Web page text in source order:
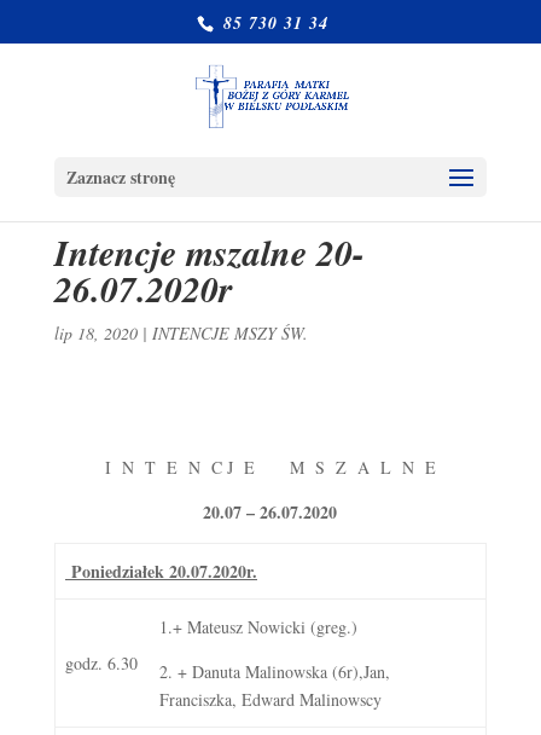
85 730 31 34
Zaznacz stronę
Intencje mszalne 20-
26.07.2020r
lip 18, 2020| INTENCJE MSZY ŚW.
I N T E N C J E M S Z A L N E
20.07 – 26.07.2020
Poniedziałek 20.07.2020r.
godz. 6.30
1.+ Mateusz Nowicki (greg.)
2. + Danuta Malinowska (6r),Jan,
Franciszka, Edward Malinowscy